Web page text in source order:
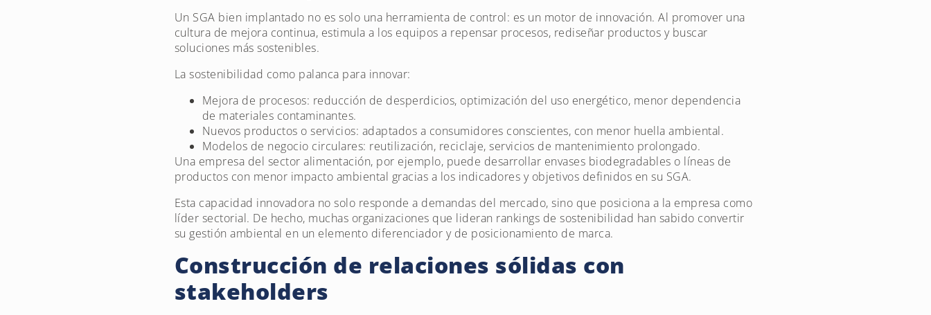
Un SGA bien implantado no es solo una herramienta de control: es un motor de innovación. Al promover una
cultura de mejora continua, estimula a los equipos a repensar procesos, rediseñar productos y buscar
soluciones más sostenibles.
La sostenibilidad como palanca para innovar:
Mejora de procesos: reducción de desperdicios, optimización del uso energético, menor dependencia
de materiales contaminantes.
Nuevos productos o servicios: adaptados a consumidores conscientes, con menor huella ambiental.
Modelos de negocio circulares: reutilización, reciclaje, servicios de mantenimiento prolongado.
Una empresa del sector alimentación, por ejemplo, puede desarrollar envases biodegradables o líneas de
productos con menor impacto ambiental gracias a los indicadores y objetivos definidos en su SGA.
Esta capacidad innovadora no solo responde a demandas del mercado, sino que posiciona a la empresa como
líder sectorial. De hecho, muchas organizaciones que lideran rankings de sostenibilidad han sabido convertir
su gestión ambiental en un elemento diferenciador y de posicionamiento de marca.
Construcción de relaciones sólidas con
stakeholders